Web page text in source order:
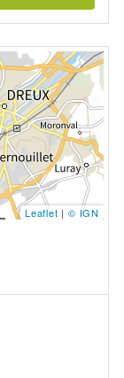
Leaflet | © IGN